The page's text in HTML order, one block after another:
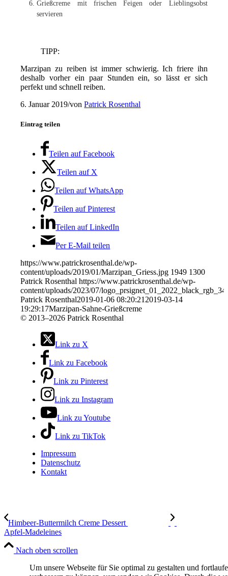
Grießcreme mit frischen Feigen oder Lieblingsobst
servieren
TIPP:
Marzipan zu reiben ist immer schwierig. Ich friere ihn
deshalb vorher ein paar Stunden ein, so lässt er sich
perfekt und schnell reiben.
6. Januar 2019/vonPatrick Rosenthal
Eintrag teilen
Teilen auf Facebook
Teilen auf X
Teilen auf WhatsApp
Teilen auf Pinterest
Teilen auf LinkedIn
Per E-Mail teilen
https://www.patrickrosenthal.de/wp-
content/uploads/2019/01/Marzipan_Griess.jpg 1949 1300
Patrick Rosenthal https://www.patrickrosenthal.de/wp-
content/uploads/2023/07/
Patrick Rosenthal2019-01-06 08:20:21 2019-03-14
19:29:17Marzipan-Sahne-Grießcreme
© 2013–2026 Patrick Rosenthal
Link zu X
Link zu Facebook
Link zu Pinterest
Link zu Instagram
Link zu Youtube
Link zu TikTok
Impressum
Datenschutz
Kontakt
Himbeer-Buttermilch Creme Dessert
Apfel-Madeleines
Nach oben scrollen
Um unsere Webseite für Sie optimal zu gestalten und